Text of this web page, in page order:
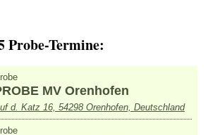
Probe-Termine: